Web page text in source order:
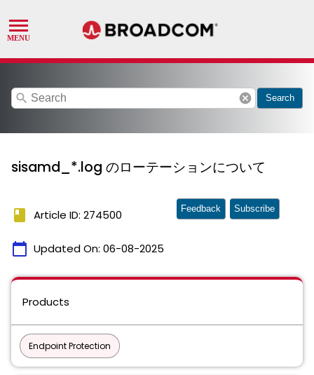
search cancel Search
sisamd_*.log のローテーションについて
book Article ID: 274500
calendar_today Updated On: 06-08-2025
Feedback Subscribe
Products
Endpoint Protection